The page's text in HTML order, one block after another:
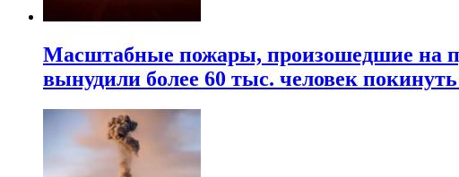
Масштабные пожары, произошедшие на
вынудили более 60 тыс. человек